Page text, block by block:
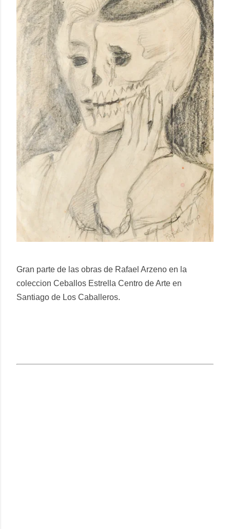
Gran parte de las obras de Rafael Arzeno en la
coleccion Ceballos Estrella Centro de Arte en
Santiago de Los Caballeros.